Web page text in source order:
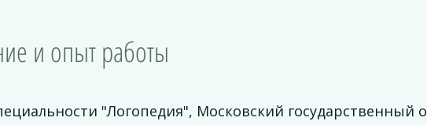
и опыт работы
"Логопедия", Московский государственный